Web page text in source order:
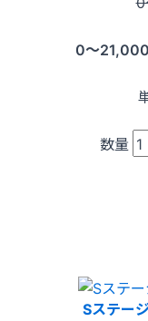
0〜21,000
数量
Sステー